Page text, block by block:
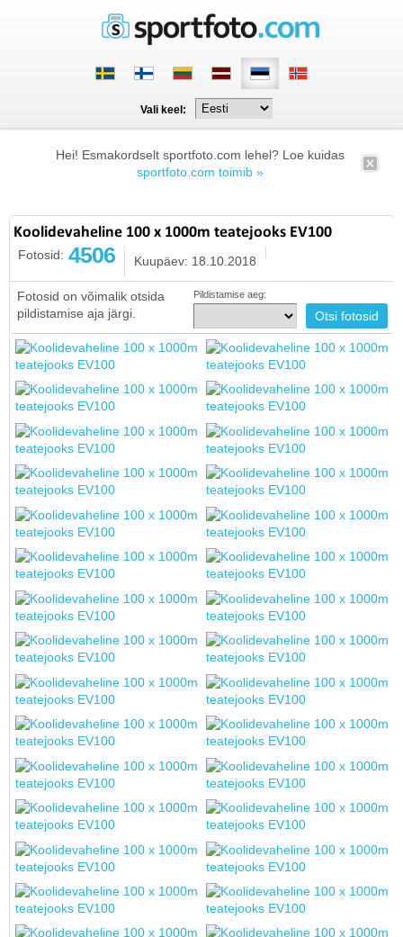
Vali keel:
Hei! Esmakordselt sportfoto.com lehel? Loe kuidas
sportfoto.com toimib »
Koolidevaheline 100 x 1000m teatejooks EV100
Fotosid: 4506 Kuupäev: 18.10.2018
Fotosid on võimalik otsida
pildistamise aja järgi.
Pildistamise aeg: